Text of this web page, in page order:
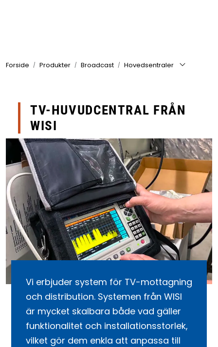
Forside Produkter Broadcast Hovedsentraler
TV-HUVUDCENTRAL FRÅN
WISI
Vi erbjuder system för TV-mottagning
och distribution. Systemen från WISI
är mycket skalbara både vad gäller
funktionalitet och installationsstorlek,
vilket gör dem enkla att anpassa till
Branscher
Produktsök